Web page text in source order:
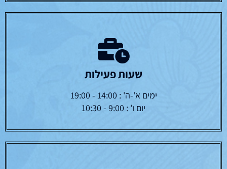
שעות פעילות
ימים א'-ה' : 14:00 - 19:00
יום ו' : 9:00 - 10:30